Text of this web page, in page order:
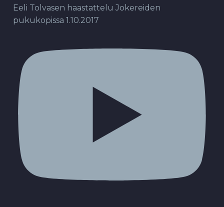
Eeli Tolvasen haastattelu Jokereiden
pukukopissa 1.10.2017